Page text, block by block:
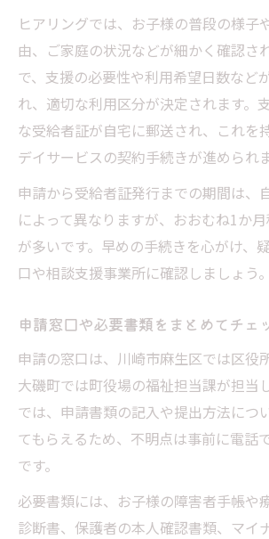
ヒアリングでは、お子様の普段の様子
由、ご家庭の状況などが細かく確認さ
で、支援の必要性や利用希望日数など
れ、適切な利用区分が決定されます。
な受給者証が自宅に郵送され、これを
デイサービスの契約手続きが進められま
申請から受給者証発行までの期間は、
によって異なりますが、おおむね1か
が多いです。早めの手続きを心がけ、
口や相談支援事業所に確認しましょう。
申請窓口や必要書類をまとめてチェ
申請の窓口は、川崎市麻生区では区役
大磯町では町役場の福祉担当課が担当
では、申請書類の記入や提出方法につ
てもらえるため、不明点は事前に電話
です。
必要書類には、お子様の障害者手帳や
診断書、保護者の本人確認書類、マイ